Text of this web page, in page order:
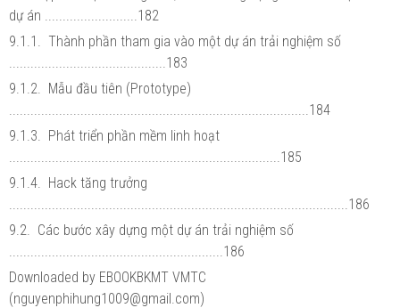
dự án ..........................182
9.1.1. Thành phần tham gia vào một dự án trải nghiệm số
............................................183
9.1.2. Mẫu đầu tiên (Prototype)
....................................................................................184
9.1.3. Phát triển phần mềm linh hoạt
............................................................................185
9.1.4. Hack tăng trưởng
...............................................................................................186
9.2. Các bước xây dựng một dự án trải nghiệm số
............................................................186
Downloaded by EBOOKBKMT VMTC
(nguyenphihung1009@gmail.com)